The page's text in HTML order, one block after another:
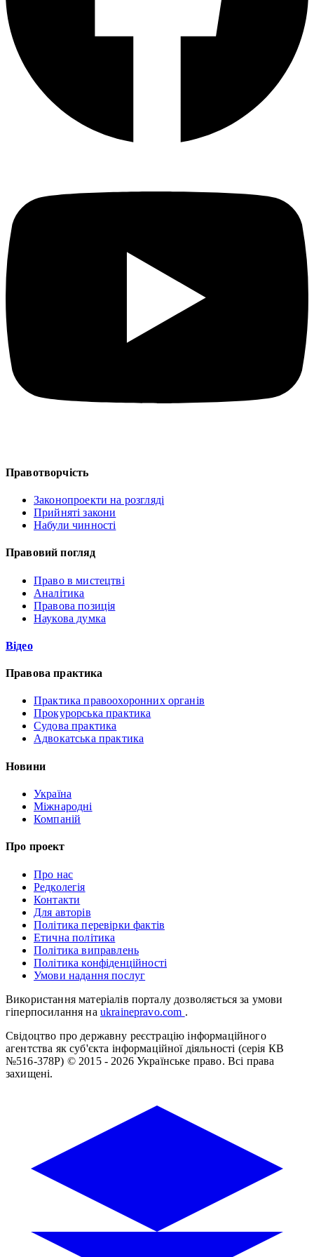
Правотворчість
Законопроекти на розгляді
Прийняті закони
Набули чинності
Правовий погляд
Право в мистецтві
Аналітика
Правова позиція
Наукова думка
Відео
Правова практика
Практика правоохоронних органів
Прокурорська практика
Судова практика
Адвокатська практика
Новини
Україна
Міжнародні
Компаній
Про проект
Про нас
Редколегія
Контакти
Для авторів
Політика перевірки фактів
Етична політика
Політика виправлень
Політика конфіденційності
Умови надання послуг
Використання матеріалів порталу дозволяється за умови
гіперпосилання на ukrainepravo.com .
Свідоцтво про державну реєстрацію інформаційного
агентства як суб'єкта інформаційної діяльності (серія КВ
№516-378Р) © 2015 - 2026 Українське право. Всі права
захищені.